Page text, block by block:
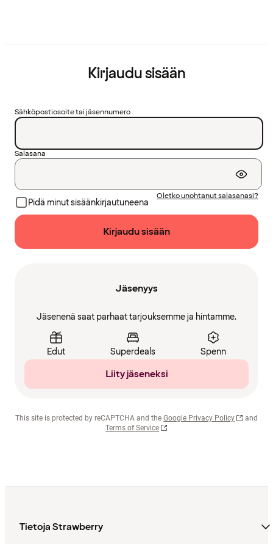
Kirjaudu sisään
Sähköpostiosoite tai jäsennumero
Salasana
Pidä minut sisäänkirjautuneena
Oletko unohtanut salasanasi?
Kirjaudu sisään
Jäsenyys
Jäsenenä saat parhaat tarjouksemme ja hintamme.
Edut Superdeals Spenn
Liity jäseneksi
This site is protected by reCAPTCHA and the Google Privacy Policy
and
Terms of Service
Tietoja Strawberry